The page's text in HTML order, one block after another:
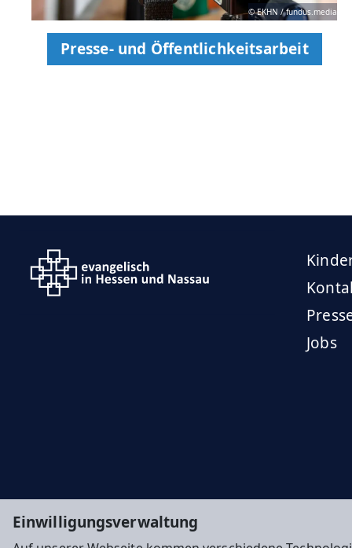
Einwilligungsverwaltung
© EKHN / fundus.media
Presse- und Öffentlichkeitsarbeit
Jobs